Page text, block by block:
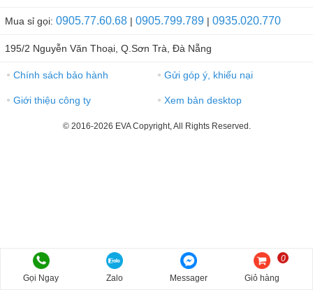
Mua sỉ gọi: 0905.77.60.68 | 0905.799.789 | 0935.020.770
195/2 Nguyễn Văn Thoại, Q.Sơn Trà, Đà Nẵng
● Chính sách bảo hành ● Gửi góp ý, khiếu nại
● Giới thiệu công ty ● Xem bản desktop
© 2016-2026 EVA Copyright, All Rights Reserved.
Gọi Ngay Zalo Messager Giỏ hàng
0